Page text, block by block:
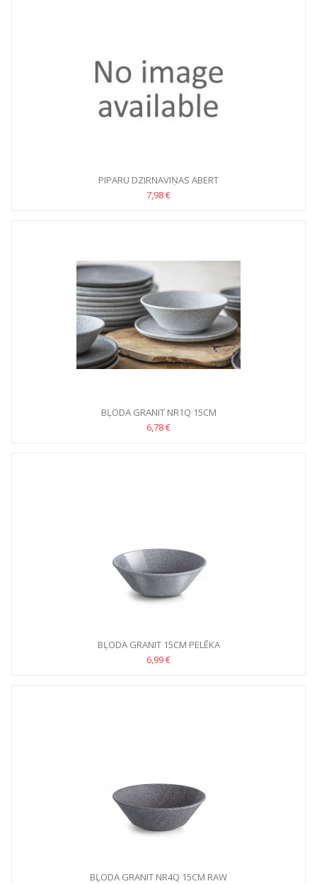
PIPARU DZIRNAVIŅAS ABERT
7,98 €
BĻODA GRANIT NR1Q 15CM
6,78 €
BĻODA GRANIT 15CM PELĒKA
6,99 €
BĻODA GRANIT NR4Q 15CM RAW